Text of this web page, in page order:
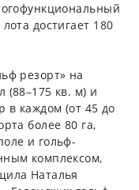
достигает 180
резорт» на
(88–175 кв. м) и
в каждом (от 45 до
более 80 га,
и гольф-
комплексом,
Наталья